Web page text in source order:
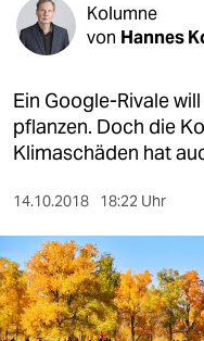
kultur
berlin
verlag
verlag
Kolumne
von Hannes
Ein Google-Rivale
pflanzen. Doch die
Klimaschäden hat
14.10.2018 18:22 Uhr